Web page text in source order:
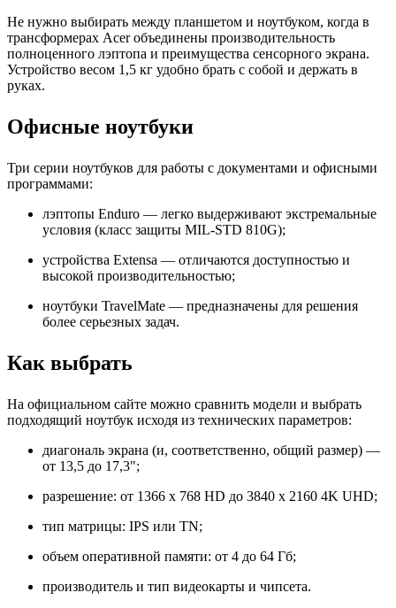
Не нужно выбирать между планшетом и ноутбуком, когда в
трансформерах Acer объединены производительность
полноценного лэптопа и преимущества сенсорного экрана.
Устройство весом 1,5 кг удобно брать с собой и держать в
руках.
Офисные ноутбуки
Три серии ноутбуков для работы с документами и офисными
программами:
лэптопы Enduro — легко выдерживают экстремальные
условия (класс защиты MIL-STD 810G);
устройства Extensa — отличаются доступностью и
высокой производительностью;
ноутбуки TravelMate — предназначены для решения
более серьезных задач.
Как выбрать
На официальном сайте можно сравнить модели и выбрать
подходящий ноутбук исходя из технических параметров:
диагональ экрана (и, соответственно, общий размер) —
от 13,5 до 17,3";
разрешение: от 1366 x 768 HD до 3840 x 2160 4K UHD;
тип матрицы: IPS или TN;
объем оперативной памяти: от 4 до 64 Гб;
производитель и тип видеокарты и чипсета.